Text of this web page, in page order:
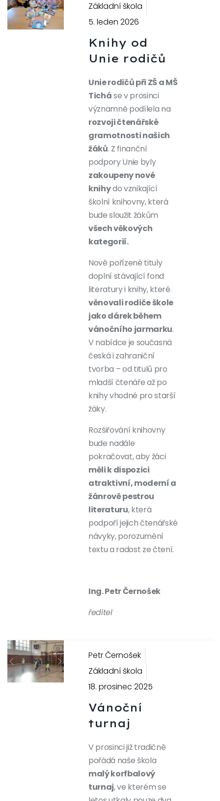
Previous Next
Základní škola
5. leden 2026
Knihy od
Unie rodičů
Unie rodičů při ZŠ a MŠ
Ticháse v prosinci
významně podílela na
rozvoji čtenářské
gramotnosti našich
žáků. Z finanční
podpory Unie byly
zakoupeny nové
knihydo vznikající
školní knihovny, která
bude sloužit žákům
všech věkových
kategorií.
Nově pořízené tituly
doplní stávající fond
literatury i knihy, které
věnovali rodiče škole
jako dárek během
vánočního jarmarku.
V nabídce je současná
česká i zahraniční
tvorba – od titulů pro
mladší čtenáře až po
knihy vhodné pro starší
žáky.
Rozšiřování knihovny
bude nadále
pokračovat, aby žáci
měli k dispozici
atraktivní, moderní a
žánrově pestrou
literaturu, která
podpoří jejich čtenářské
návyky, porozumění
textu a radost ze čtení.
Ing. Petr Černošek
ředitel
Previous Next
Petr Černošek
Základní škola
18. prosinec 2025
Vánoční
turnaj
V prosinci již tradičně
pořádá naše škola
malý korfbalový
turnaj, ve kterém se